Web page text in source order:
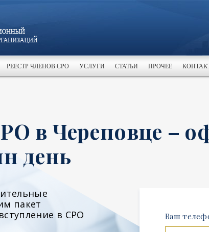
РЕЕСТР ЧЛЕНОВ СРО УСЛУГИ СТАТЬИ ПРОЧЕЕ
в Череповце –
день
пакет
в СРО
Ваш